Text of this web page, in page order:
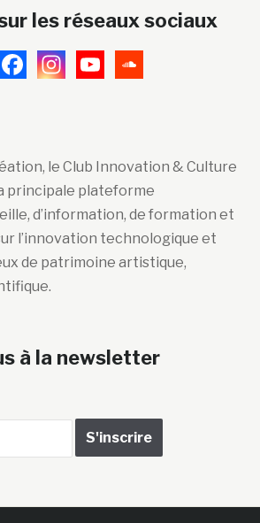
les réseaux sociaux
le Club Innovation & Culture
principale plateforme
d’information, de formation et
l’innovation technologique et
de patrimoine artistique,
à la newsletter